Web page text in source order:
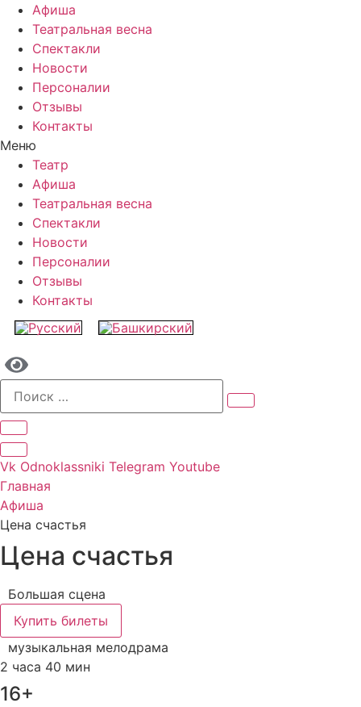
Афиша
Театральная весна
Спектакли
Новости
Персоналии
Отзывы
Контакты
Меню
Театр
Афиша
Театральная весна
Спектакли
Новости
Персоналии
Отзывы
Контакты
Vk Odnoklassniki Telegram Youtube
Главная
Афиша
Цена счастья
Цена счастья
Большая сцена
Купить билеты
музыкальная мелодрама
2 часа 40 мин
16+